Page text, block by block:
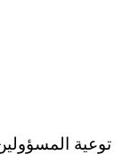
توعية